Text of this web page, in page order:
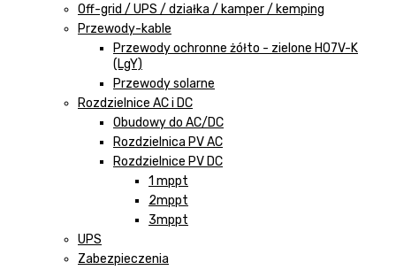
Off-grid / UPS / działka / kamper / kemping
Przewody-kable
Przewody ochronne żółto - zielone H07V-K
(LgY)
Przewody solarne
Rozdzielnice AC i DC
Obudowy do AC/DC
Rozdzielnica PV AC
Rozdzielnice PV DC
1 mppt
2mppt
3mppt
UPS
Zabezpieczenia